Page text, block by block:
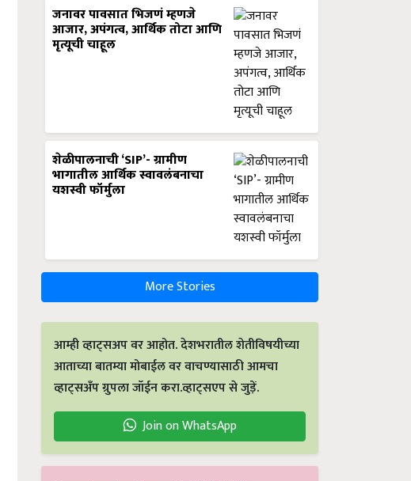
जनावर पावसात भिजणं म्हणजे
आजार, अपंगत्व, आर्थिक तोटा आणि
मृत्यूची चाहूल
शेळीपालनाची ‘SIP’- ग्रामीण
भागातील आर्थिक स्वावलंबनाचा
यशस्वी फॉर्मुला
More Stories
आम्ही व्हाट्सअप वर आहोत. देशभरातील शेतीविषयीच्या
आताच्या बातम्या मोबाईल वर वाचण्यासाठी आमचा
व्हाट्सअँप ग्रुपला जॉईन करा.व्हाट्सएप से जुड़ें.
Join on WhatsApp